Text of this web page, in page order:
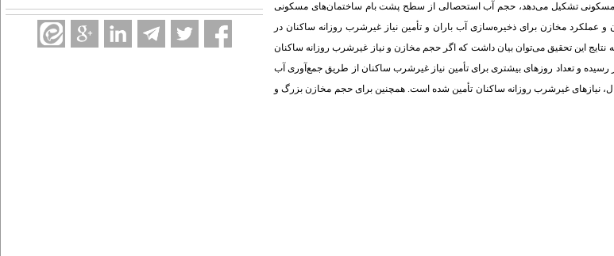
تشکیل می‌دهد، حجم آب استحصالی از سطح پشت بام ساختمان‌های مسکونی
عملکرد مخازن برای ذخیره‌سازی آب باران و تأمین نیاز غیرشرب روزانه ساکنان در
بارندگی روزانه از سال 1338 تا 1386 تحلیل شده است. با توجه به نتایج این تحقیق می‌توان بیان داشت که اگر حجم مخازن و نیاز غیرشرب روزانه ساکنان
و تعداد روزهای بیشتری برای تأمین نیاز غیرشرب ساکنان از طریق جمع‌آوری آب
بام‌های بزرگ و کوچک به طور میانگین به ترتیب 27% و 20% کل روزهای سال، نیازهای غیرشرب روزانه ساکنان تأمین شده است. همچنین برای حجم مخازن بزرگ و